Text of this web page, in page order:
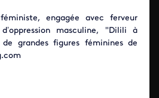
engagée avec ferveur
masculine, "Dilili à
grandes figures féminines de